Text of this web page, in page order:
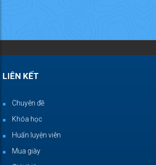
LIÊN KẾT
Chuyên đề
Khóa học
Huấn luyện viên
Mua giày